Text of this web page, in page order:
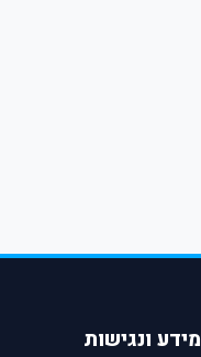
מידע ונגישות